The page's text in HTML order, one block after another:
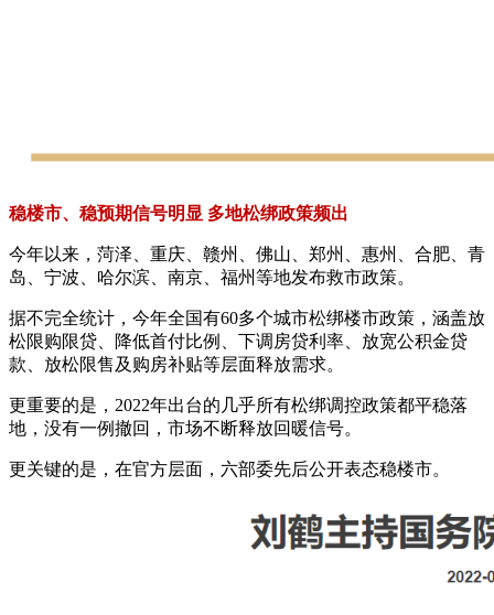
稳楼市、稳预期信号明显 多地松绑政策频出
今年以来，菏泽、重庆、赣州、佛山、郑州、惠州、合肥、青
岛、宁波、哈尔滨、南京、福州等地发布救市政策。
据不完全统计，今年全国有60多个城市松绑楼市政策，涵盖放
松限购限贷、降低首付比例、下调房贷利率、放宽公积金贷
款、放松限售及购房补贴等层面释放需求。
更重要的是，2022年出台的几乎所有松绑调控政策都平稳落
地，没有一例撤回，市场不断释放回暖信号。
更关键的是，在官方层面，六部委先后公开表态稳楼市。